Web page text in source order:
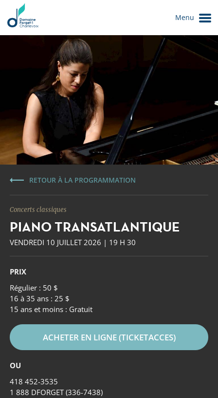
Le Domaine
Menu
RETOUR À LA PROGRAMMATION
Concerts classiques
PIANO TRANSATLANTIQUE
VENDREDI 10 JUILLET 2026 | 19 H 30
PRIX
Régulier : 50 $
16 à 35 ans : 25 $
15 ans et moins : Gratuit
ACHETER EN LIGNE (TICKETACCES)
OU
418 452-3535
1 888 DFORGET (336-7438)